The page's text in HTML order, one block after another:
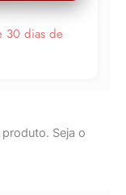
30 dias de
Seja o